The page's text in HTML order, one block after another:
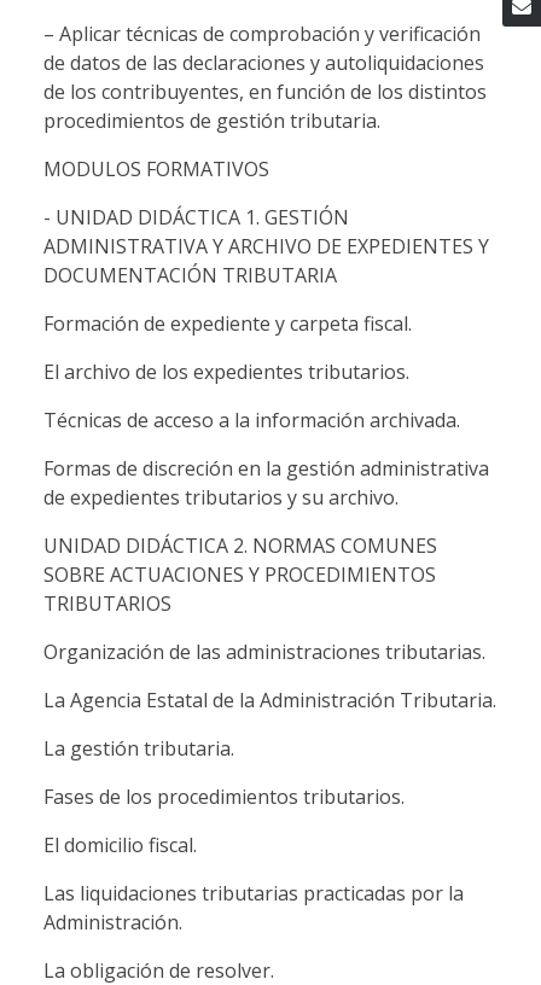
– Aplicar técnicas de comprobación y verificación
de datos de las declaraciones y autoliquidaciones
de los contribuyentes, en función de los distintos
procedimientos de gestión tributaria.
MODULOS FORMATIVOS
- UNIDAD DIDÁCTICA 1. GESTIÓN
ADMINISTRATIVA Y ARCHIVO DE EXPEDIENTES Y
DOCUMENTACIÓN TRIBUTARIA
Formación de expediente y carpeta fiscal.
El archivo de los expedientes tributarios.
Técnicas de acceso a la información archivada.
Formas de discreción en la gestión administrativa
de expedientes tributarios y su archivo.
UNIDAD DIDÁCTICA 2. NORMAS COMUNES
SOBRE ACTUACIONES Y PROCEDIMIENTOS
TRIBUTARIOS
Organización de las administraciones tributarias.
La Agencia Estatal de la Administración Tributaria.
La gestión tributaria.
Fases de los procedimientos tributarios.
El domicilio fiscal.
Las liquidaciones tributarias practicadas por la
Administración.
La obligación de resolver.